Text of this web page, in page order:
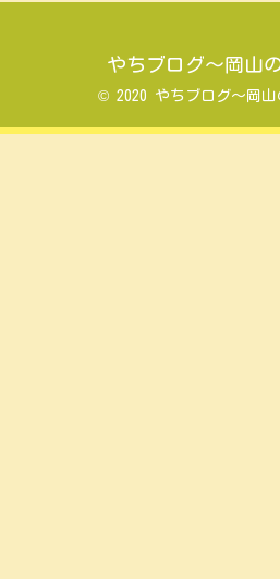
やちブログ～岡山
© 2020 やちブログ～岡山